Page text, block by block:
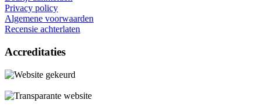
Privacy policy
Algemene voorwaarden
Recensie achterlaten
Accreditaties